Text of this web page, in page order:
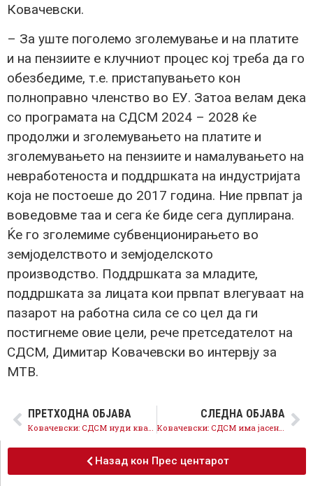
Ковачевски.
– За уште поголемо зголемување и на платите
и на пензиите е клучниот процес кој треба да го
обезбедиме, т.е. пристапувањето кон
полноправно членство во ЕУ. Затоа велам дека
со програмата на СДСМ 2024 – 2028 ќе
продолжи и зголемувањето на платите и
зголемувањето на пензиите и намалувањето на
невработеноста и поддршката на индустријата
која не постоеше до 2017 година. Ние првпат ја
воведовме таа и сега ќе биде сега дуплирана.
Ќе го зголемиме субвенционирањето во
земјоделството и земјоделското
производство. Поддршката за младите,
поддршката за лицата кои првпат влегуваат на
пазарот на работна сила се со цел да ги
постигнеме овие цели, рече претседателот на
СДСМ, Димитар Ковачевски во интервју за
МТВ.
ПРЕТХОДНА ОБЈАВА
Ковачевски: СДСМ нуди квалитетна пратеничка листа, целта е обезбедување на европска иднина на државата
СЛЕДНА ОБЈАВА
Ковачевски: СДСМ има јасен план за европска Македонија и економски просперитет на државата
Назад кон Прес центарот